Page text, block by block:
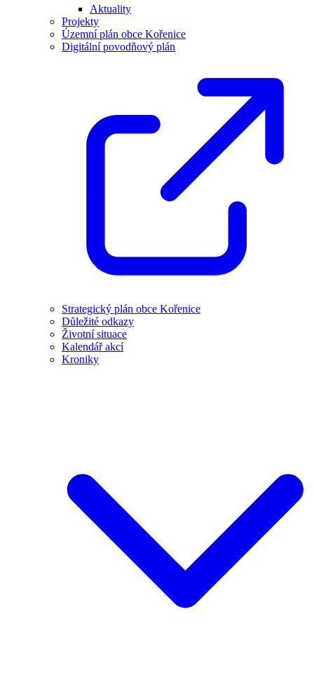
Aktuality
Projekty
Územní plán obce Kořenice
Digitální povodňový plán
Strategický plán obce Kořenice
Důležité odkazy
Životní situace
Kalendář akcí
Kroniky